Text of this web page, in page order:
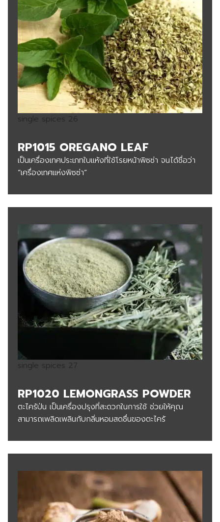
single spices 26
RP1015 OREGANO LEAF
เป็นเครื่องเทศประเภทใบแห้งที่ใช้โรยหน้าพิซซ่า จนได้ชื่อว่า
“เครื่องเทศแห่งพิซซ่า”
single spices 27
RP1020 LEMONGRASS POWDER
ตะไคร้ป่น เป็นเครื่องปรุงที่สะดวกในการใช้ ช่วยให้คุณ
สามารถเพลิดเพลินกับกลิ่นหอมสดชื่นของตะไคร้